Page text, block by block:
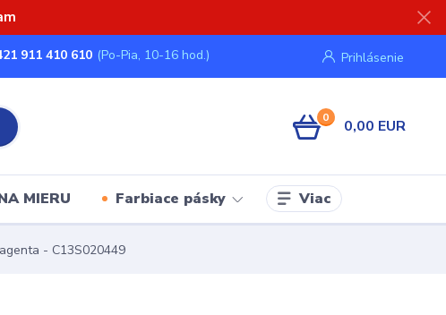
Prihlásenie
911 410 610 (Po-Pia, 10-16 hod.)
0 0,00 EUR
MIERU Farbiace pásky Viac
- C13S020449